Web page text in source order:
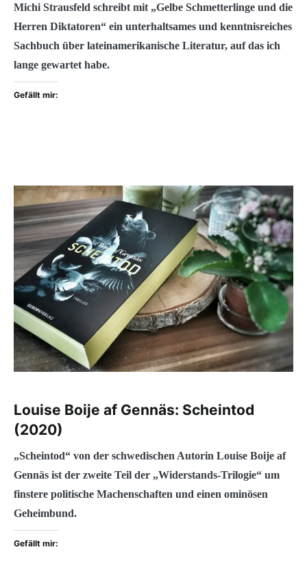
Michi Strausfeld schreibt mit „Gelbe Schmetterlinge und die
Herren Diktatoren“ ein unterhaltsames und kenntnisreiches
Sachbuch über lateinamerikanische Literatur, auf das ich
lange gewartet habe.
Gefällt mir:
Louise Boije af Gennäs: Scheintod
(2020)
„Scheintod“ von der schwedischen Autorin Louise Boije af
Gennäs ist der zweite Teil der „Widerstands-Trilogie“ um
finstere politische Machenschaften und einen ominösen
Geheimbund.
Gefällt mir: